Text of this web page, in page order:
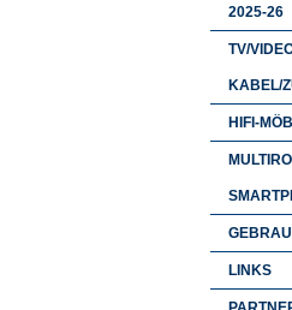
2025-26
TV/
KABEL/
HIFI-
LINKS